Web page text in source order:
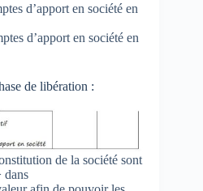
d’apport en société en
d’apport en société en
de libération :
de la société sont
dans